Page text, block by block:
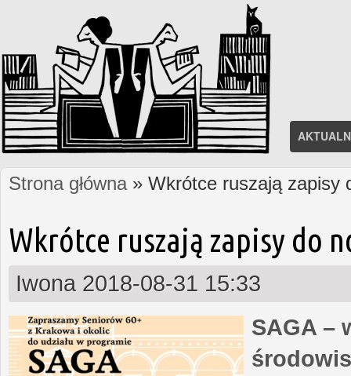
Jesteś tutaj
Strona główna» Wkrótce ruszają zapisy
Wkrótce ruszają zapisy do
Iwona 2018-08-31 15:33
SAGA –